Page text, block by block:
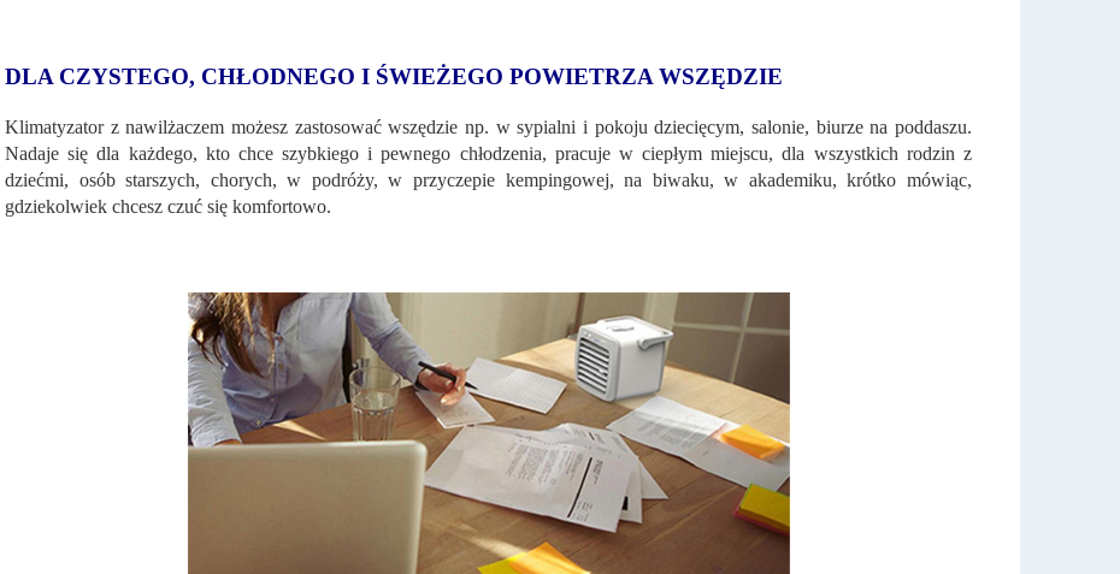
DLA CZYSTEGO, CHŁODNEGO I ŚWIEŻEGO POWIETRZA WSZĘDZIE
Klimatyzator z nawilżaczem możesz zastosować wszędzie np. w sypialni i pokoju dziecięcym, salonie, biurze na poddaszu.
Nadaje się dla każdego, kto chce szybkiego i pewnego chłodzenia, pracuje w ciepłym miejscu, dla wszystkich rodzin z
dziećmi, osób starszych, chorych, w podróży, w przyczepie kempingowej, na biwaku, w akademiku, krótko mówiąc,
gdziekolwiek chcesz czuć się komfortowo.